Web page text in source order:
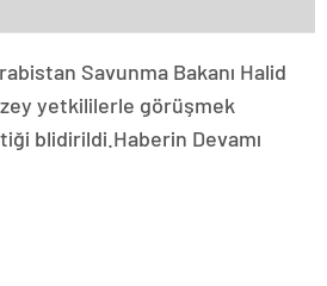
Savunma Bakanı Halid
yetkililerle görüşmek
blidirildi. Haberin Devamı